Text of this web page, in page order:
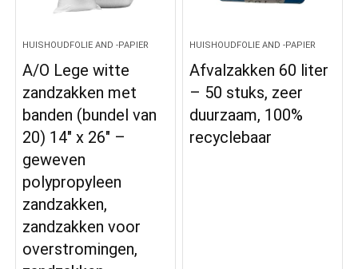
HUISHOUDFOLIE AND -PAPIER
A/O Lege witte
zandzakken met
banden (bundel van
20) 14″ x 26″ –
geweven
polypropyleen
zandzakken,
zandzakken voor
overstromingen,
HUISHOUDFOLIE AND -PAPIER
Afvalzakken 60 liter
– 50 stuks, zeer
duurzaam, 100%
recyclebaar